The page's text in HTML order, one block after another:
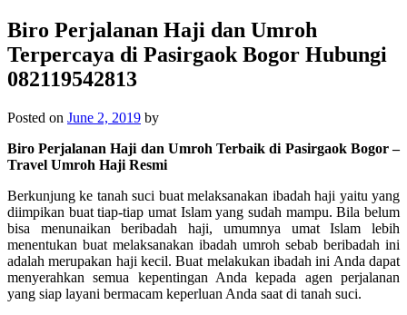
Biro Perjalanan Haji dan Umroh
Terpercaya di Pasirgaok Bogor Hubungi
082119542813
Posted on June 2, 2019 by
Biro Perjalanan Haji dan Umroh Terbaik di Pasirgaok Bogor –
Travel Umroh Haji Resmi
Berkunjung ke tanah suci buat melaksanakan ibadah haji yaitu yang
diimpikan buat tiap-tiap umat Islam yang sudah mampu. Bila belum
bisa menunaikan beribadah haji, umumnya umat Islam lebih
menentukan buat melaksanakan ibadah umroh sebab beribadah ini
adalah merupakan haji kecil. Buat melakukan ibadah ini Anda dapat
menyerahkan semua kepentingan Anda kepada agen perjalanan
yang siap layani bermacam keperluan Anda saat di tanah suci.